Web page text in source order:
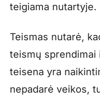
teigiama nutartyje.
Teismas nutarė,
teismų sprendimai
teisena yra
nepadarė veikos,